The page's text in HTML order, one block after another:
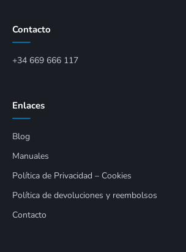
Contacto
+34 669 666 117
Enlaces
Blog
Manuales
Política de Privacidad – Cookies
Política de devoluciones y reembolsos
Contacto